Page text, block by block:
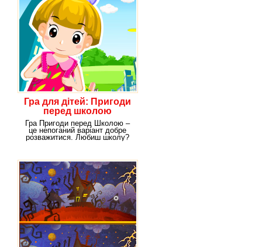
Гра для дітей: Пригоди
перед школою
Гра Пригоди перед Школою –
це непоганий варіант добре
розважитися. Любиш школу?